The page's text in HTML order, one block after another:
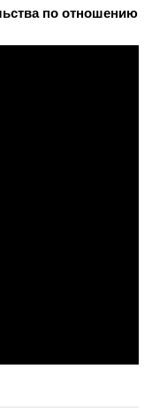
№17
№18
№24
по отношению